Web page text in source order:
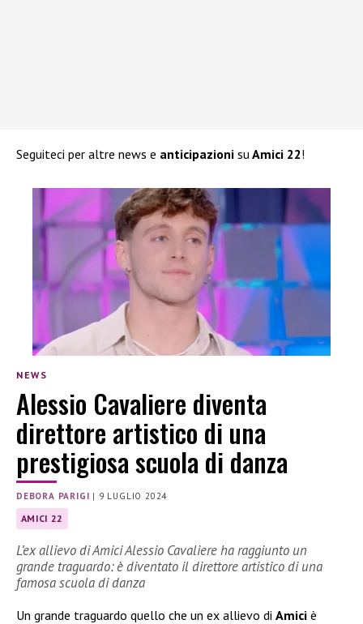
Seguiteci per altre news e anticipazioni suAmici 22!
NEWS
Alessio Cavaliere diventa
direttore artistico di una
prestigiosa scuola di danza
DEBORA PARIGI | 9 LUGLIO 2024
AMICI 22
L’ex allievo di Amici Alessio Cavaliere ha raggiunto un
grande traguardo: è diventato il direttore artistico di una
famosa scuola di danza
Un grande traguardo quello che un ex allievo di Amici è